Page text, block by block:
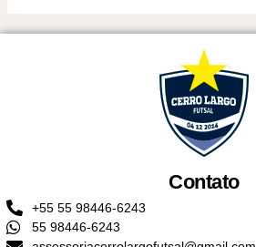
Contato
+55 55 98446-6243
55 98446-6243